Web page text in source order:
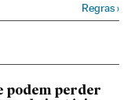
Regras›
podem perder